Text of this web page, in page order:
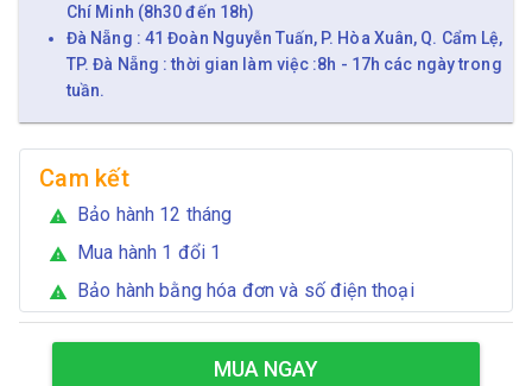
Chí Minh (8h30 đến 18h)
Đà Nẵng : 41 Đoàn Nguyễn Tuấn, P. Hòa Xuân, Q. Cẩm Lệ,
TP. Đà Nẵng : thời gian làm việc :8h - 17h các ngày trong
tuần.
Cam kết
warning Bảo hành 12 tháng
warning Mua hành 1 đổi 1
warning Bảo hành bằng hóa đơn và số điện thoại
MUA NGAY